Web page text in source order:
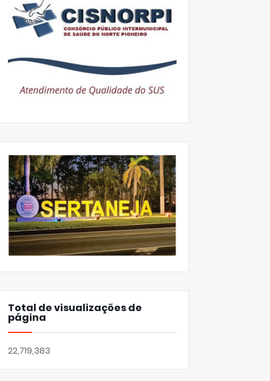
Total de visualizações de
página
22,719,383